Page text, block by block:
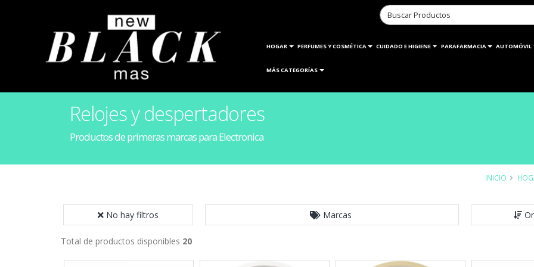
HOGAR PERFUMES Y COSMÉTICA CUIDADO E HIGIENE PARAFARMACIA AUTOMÓVIL
MÁS CATEGORÍAS
Relojes y despertadores
Productos de primeras marcas para Electronica
INICIO
No hay filtros Marcas
Total de productos disponibles 20